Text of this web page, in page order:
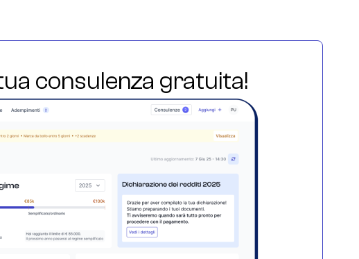
consulenza gratuita!